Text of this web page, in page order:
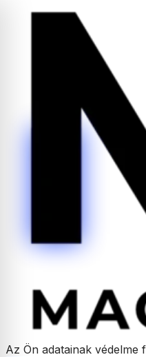
Az Ön adatainak védelme